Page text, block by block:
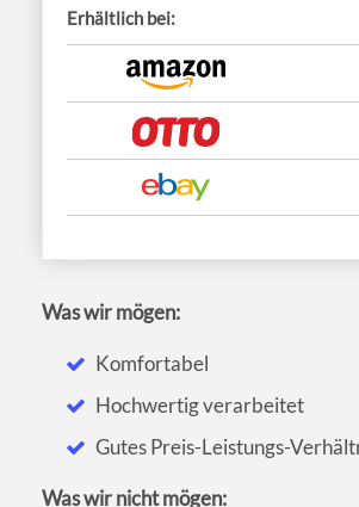
Erhältlich bei:
Was wir mögen:
Komfortabel
Hochwertig verarbeitet
Gutes Preis-Leistungs-
Was wir nicht mögen: